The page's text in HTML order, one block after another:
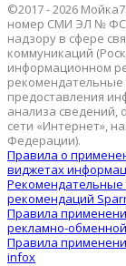
©2017 - 2026
номер СМИ ЭЛ № ФС
надзору в сфере
коммуникаций
информационном
рекомендательные
предоставления
анализа сведений,
сети «Интернет»,
Федерации).
Правила о
виджетах
Рекомендательные
рекомендаций
Правила
рекламно-
Правила
infox